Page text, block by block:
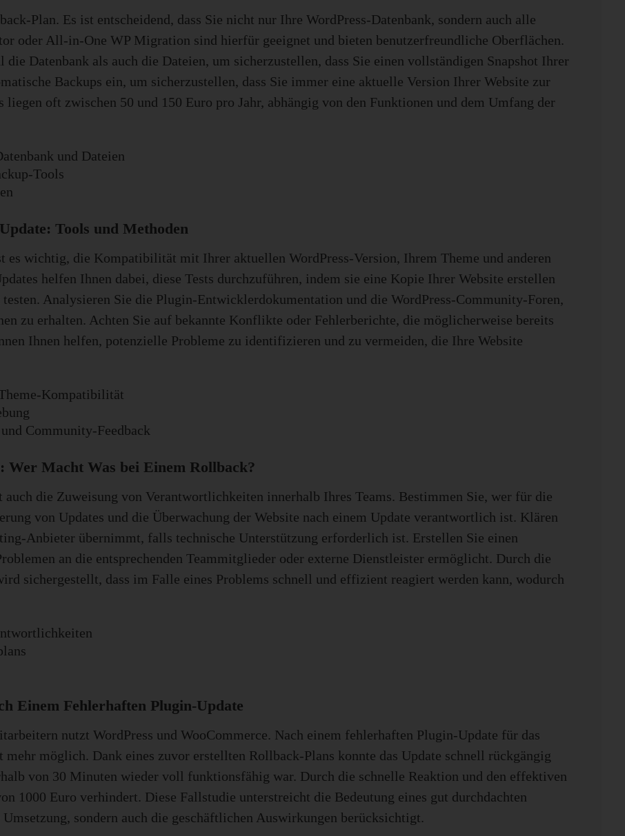
Plan. Es ist entscheidend, dass Sie nicht nur Ihre WordPress-Datenbank, sondern auch alle
oder All-in-One WP Migration sind hierfür geeignet und bieten benutzerfreundliche Oberflächen.
Datenbank als auch die Dateien, um sicherzustellen, dass Sie einen vollständigen Snapshot Ihrer
Backups ein, um sicherzustellen, dass Sie immer eine aktuelle Version Ihrer Website zur
oft zwischen 50 und 150 Euro pro Jahr, abhängig von den Funktionen und dem Umfang der
und Dateien
Tools
Tools und Methoden
es wichtig, die Kompatibilität mit Ihrer aktuellen WordPress-Version, Ihrem Theme und anderen
helfen Ihnen dabei, diese Tests durchzuführen, indem sie eine Kopie Ihrer Website erstellen
Analysieren Sie die Plugin-Entwicklerdokumentation und die WordPress-Community-Foren,
zu erhalten. Achten Sie auf bekannte Konflikte oder Fehlerberichte, die möglicherweise bereits
Ihnen helfen, potenzielle Probleme zu identifizieren und zu vermeiden, die Ihre Website
Kompatibilität
Community-Feedback
Macht Was bei Einem Rollback?
die Zuweisung von Verantwortlichkeiten innerhalb Ihres Teams. Bestimmen Sie, wer für die
von Updates und die Überwachung der Website nach einem Update verantwortlich ist. Klären
Anbieter übernimmt, falls technische Unterstützung erforderlich ist. Erstellen Sie einen
an die entsprechenden Teammitglieder oder externe Dienstleister ermöglicht. Durch die
sichergestellt, dass im Falle eines Problems schnell und effizient reagiert werden kann, wodurch
Einem Fehlerhaften Plugin-Update
nutzt WordPress und WooCommerce. Nach einem fehlerhaften Plugin-Update für das
möglich. Dank eines zuvor erstellten Rollback-Plans konnte das Update schnell rückgängig
von 30 Minuten wieder voll funktionsfähig war. Durch die schnelle Reaktion und den effektiven
1000 Euro verhindert. Diese Fallstudie unterstreicht die Bedeutung eines gut durchdachten
sondern auch die geschäftlichen Auswirkungen berücksichtigt.